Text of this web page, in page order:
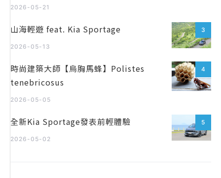
2026-05-21
3
山海輕遊 feat. Kia Sportage
2026-05-13
4
時尚建築大師【烏胸馬蜂】Polistes
tenebricosus
2026-05-05
5
全新Kia Sportage發表前輕體驗
2026-05-02